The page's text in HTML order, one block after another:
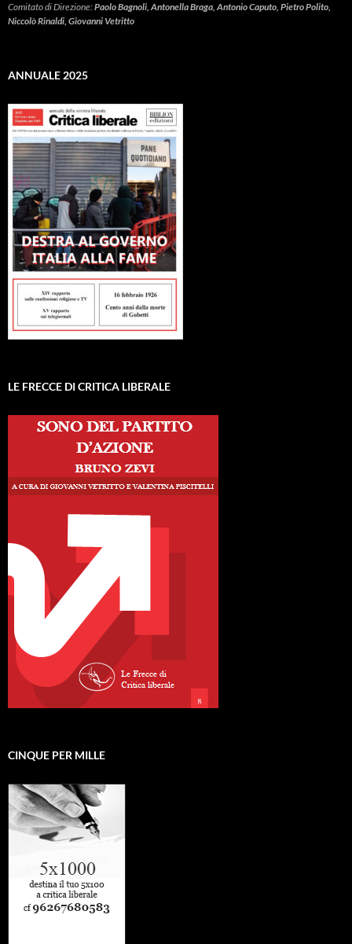
Comitato di Direzione:Paolo Bagnoli, Antonella Braga, Antonio Caputo, Pietro Polito,
Niccolò Rinaldi, Giovanni Vetritto
ANNUALE 2025
LE FRECCE DI CRITICA LIBERALE
CINQUE PER MILLE